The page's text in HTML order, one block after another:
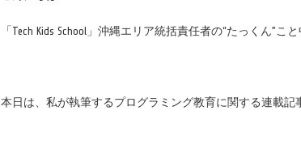
「Tech Kids School」沖縄エリア統括責任者の“たっくん”こと
本日は、私が執筆するプログラミング教育に関する連載記